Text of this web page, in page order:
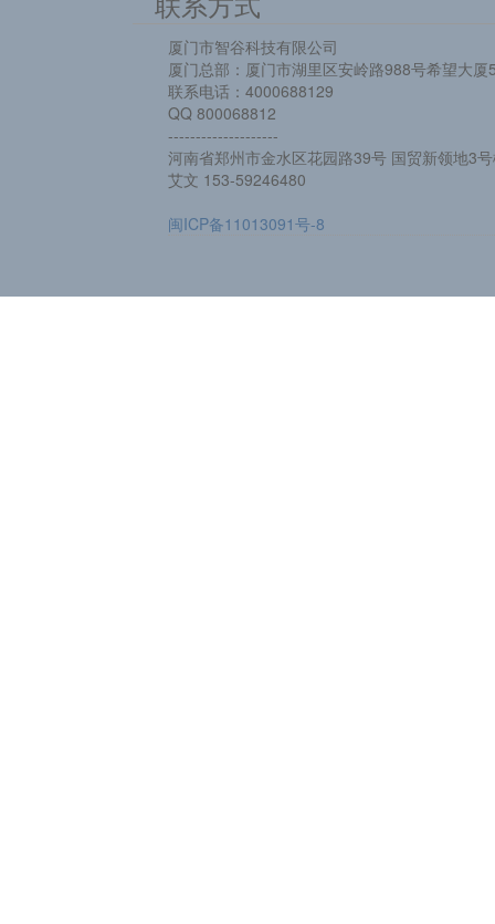
厦门市智谷科技有限公司
厦门总部：厦门市湖里区安岭路988号希望大厦
联系电话：4000688129
QQ 800068812
--------------------
河南省郑州市金水区花园路39号 国贸新领地3
艾文 153-59246480
闽ICP备11013091号-8